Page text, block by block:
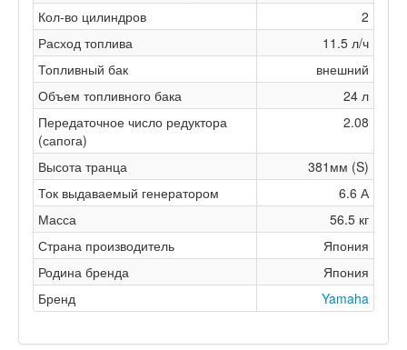
Кол-во цилиндров
2
Расход топлива
11.5 л/ч
Топливный бак
внешний
Объем топливного бака
24 л
Передаточное число редуктора
(сапога)
2.08
Высота транца
381мм (S)
Ток выдаваемый генератором
6.6 А
Масса
56.5 кг
Страна производитель
Япония
Родина бренда
Япония
Бренд
Yamaha